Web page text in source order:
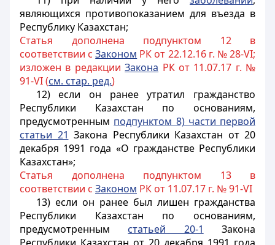
являющихся противопоказанием для въезда в
Республику Казахстан;
Статья дополнена подпунктом 12 в
соответствии сЗаконом РК от 22.12.16 г. № 28-VI;
изложен в редакцииЗакона РК от 11.07.17 г. №
91-VI (см. стар. ред.)
12) если он ранее утратил гражданство
Республики Казахстан по основаниям,
предусмотренным подпунктом 8) части первой
статьи 21 Закона Республики Казахстан от 20
декабря 1991 года «О гражданстве Республики
Казахстан»;
Статья дополнена подпунктом 13 в
соответствии с Законом РК от 11.07.17 г. № 91-VI
13) если он ранее был лишен гражданства
Республики Казахстан по основаниям,
предусмотренным статьей 20-1
Закона